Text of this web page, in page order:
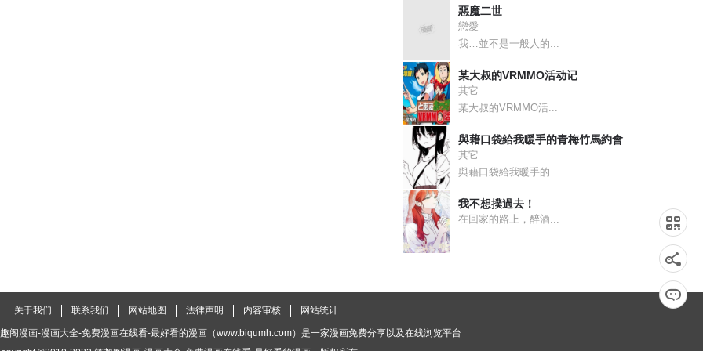
惡魔二世
戀愛
我…並不是一般人的...
某大叔的VRMMO活动记
其它
某大叔的VRMMO活...
與藉口袋給我暖手的青梅竹馬約會
其它
與藉口袋給我暖手的...
我不想撲過去！
在回家的路上，醉酒...
关于我们 联系我们 网站地图 法律声明 内容审核 网站统计
阁漫画-漫画大全-免费漫画在线看-最好看的漫画（www.biqumh.com）是一家漫画免费分享以及在线浏览平台